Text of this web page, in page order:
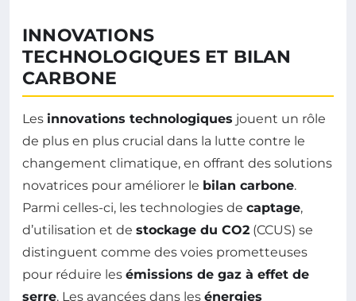
INNOVATIONS
TECHNOLOGIQUES ET BILAN
CARBONE
Les innovations technologiques jouent un rôle
de plus en plus crucial dans la lutte contre le
changement climatique, en offrant des solutions
novatrices pour améliorer le bilan carbone.
Parmi celles-ci, les technologies de captage,
d’utilisation et de stockage du CO2 (CCUS) se
distinguent comme des voies prometteuses
pour réduire les émissions de gaz à effet de
serre. Les avancées dans les énergies